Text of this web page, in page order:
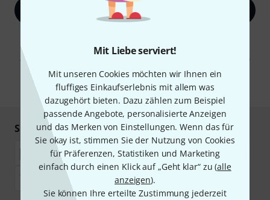
Mit Liebe serviert!
Mit unseren Cookies möchten wir Ihnen ein
fluffiges Einkaufserlebnis mit allem was
dazugehört bieten. Dazu zählen zum Beispiel
passende Angebote, personalisierte Anzeigen
und das Merken von Einstellungen. Wenn das für
Sie okay ist, stimmen Sie der Nutzung von Cookies
für Präferenzen, Statistiken und Marketing
einfach durch einen Klick auf „Geht klar“ zu (alle
anzeigen).
Sie können Ihre erteilte Zustimmung jederzeit
Jetzt anmelden
Werbung und einer Messung des E-Mail-Nutzungsverhaltens zu. Die
Abmeldung ist jederzeit möglich. Weitere Informationen finden Sie in
* Pflichtfeld
Sicher einkaufen & bezahlen